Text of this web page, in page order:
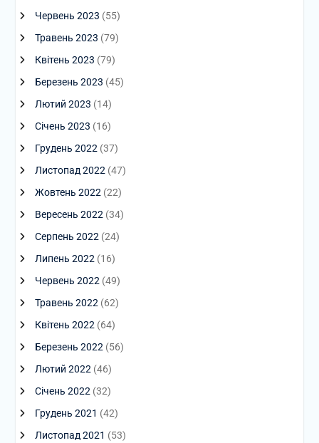
Червень 2023 (55)
Травень 2023 (79)
Квітень 2023 (79)
Березень 2023 (45)
Лютий 2023 (14)
Січень 2023 (16)
Грудень 2022 (37)
Листопад 2022 (47)
Жовтень 2022 (22)
Вересень 2022 (34)
Серпень 2022 (24)
Липень 2022 (16)
Червень 2022 (49)
Травень 2022 (62)
Квітень 2022 (64)
Березень 2022 (56)
Лютий 2022 (46)
Січень 2022 (32)
Грудень 2021 (42)
Листопад 2021 (53)